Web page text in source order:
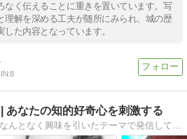
なく伝えることに重きを置いています。写
理解を深める工夫が随所にみられ、城の歴
た内容となっています。
8
あなたの知的好奇心を刺激する
幅広いジャンルから、なんとなく興味を引いたテーマで発信しています。